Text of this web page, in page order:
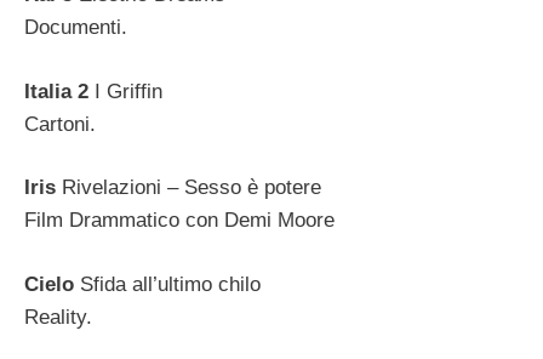
Documenti.
Italia 2 I Griffin
Cartoni.
Iris Rivelazioni – Sesso è potere
Film Drammatico con Demi Moore
Cielo Sfida all’ultimo chilo
Reality.